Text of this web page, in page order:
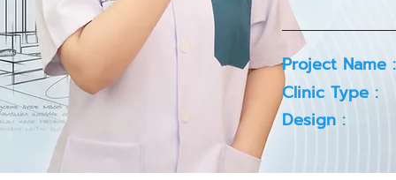
Project Name :
Clinic Type :
Design :